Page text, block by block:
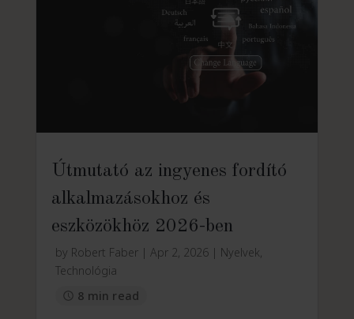
Útmutató az ingyenes fordító
alkalmazásokhoz és
eszközökhöz 2026-ben
by Robert Faber| Apr 2, 2026| Nyelvek,
Technológia
8 min read